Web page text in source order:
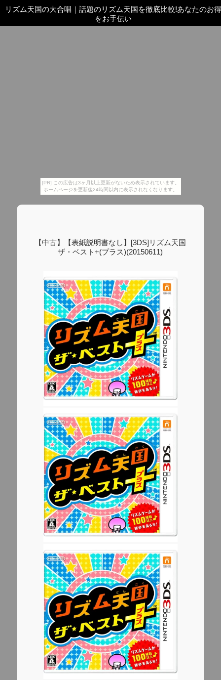
[PR] この広告は3ヶ月以上更新がないため表示されています。
ホームページを更新後24時間以内に表示されなくなります。
リズム天国の大合唱 ｜ 話題のリズム天国を徹底比較!あなたのお得
をお手伝い
【中古】【表紙説明書なし】[3DS]リズム天国
ザ・ベスト+(プラス)(20150611)